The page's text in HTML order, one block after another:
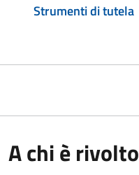
Strumenti di tutela
A chi è rivolto